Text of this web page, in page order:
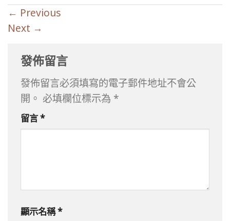
← Previous
Next →
發佈留言
發佈留言必須填寫的電子郵件地址不會公
開。 必填欄位標示為 *
留言*
顯示名稱*